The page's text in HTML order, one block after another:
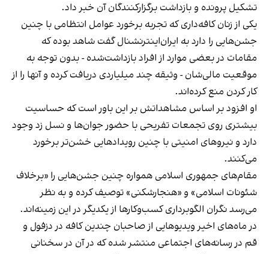
تشکیل پرونده و بازداشت برگزارکنندگان آن خبر داد.
یکی از زنان کافه‌داری که تجربه برخورد عوامل انتظامی با چنین
جشن‌هایی را دارد به ایران‌اینترنشنال گفت شاهد بوده که
مقامات در بعضی موارد از افراد بازداشت‌‌شده - بدون توجه به
موقعیت مالی‌شان - وثیقه چند میلیاردی دریافت کرده و آنها را از
کار کردن منع کرده‌اند.
او افزود بر اساس مشاهداتش بر این باور است که حساسیت
بیشتری روی تجمعات تفریحی با حضور جوان‌ها و نسل زد وجود
دارد و نیروهای امنیتی با چنین رویدادهایی خشن‌تر برخورد
می‌کنند.
مقام‌های جمهوری اسلامی همواره چنین جشن‌هایی را «برخلاف
شئونات اسلامی» و «هنجارشکنی» توصیف کرده و به نظر
می‌رسد نگران الگوبرداری کسب‌وکارها از یکدیگر در این زمینه‌اند.
در ماه‌های اخیر ویدیوهایی از صاحبان چندین کافه در دزفول و
قم در رسانه‌های اجتماعی منتشر شده که در آن در سخنانی